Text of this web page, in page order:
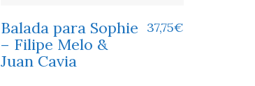
Balada para Sophie
– Filipe Melo &
Juan Cavia
37,75€